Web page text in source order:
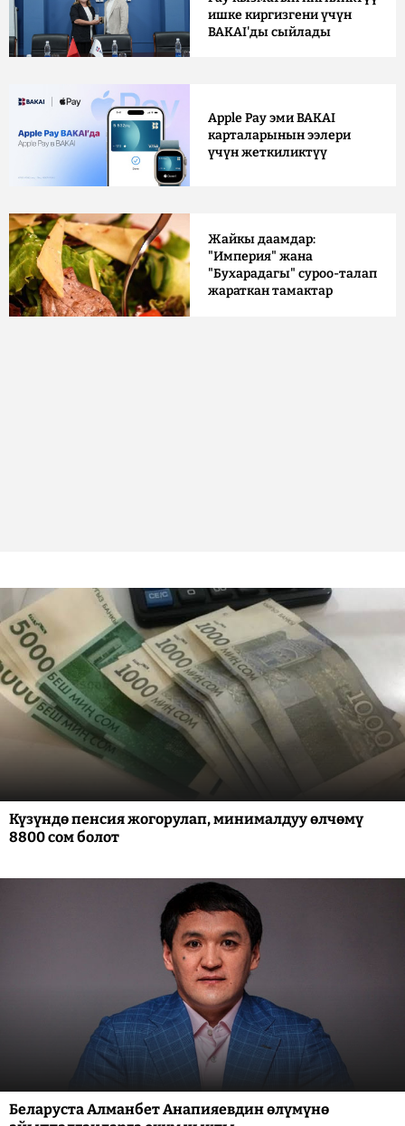
ишке киргизгени үчүн
BAKAI'ды сыйлады
Apple Pay эми BAKAI
карталарынын ээлери
үчүн жеткиликтүү
Жайкы даамдар:
"Империя" жана
"Бухарадагы" суроо-талап
жараткан тамактар
Күзүндө пенсия жогорулап, минималдуу өлчөмү
8800 сом болот
Беларуста Алманбет Анапияевдин өлүмүнө